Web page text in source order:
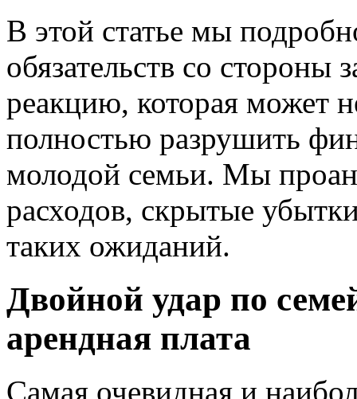
В этой статье мы
обязательств со стороны
реакцию, которая может
полностью разрушить
молодой семьи. Мы
расходов, скрытые
таких ожиданий.
Двойной удар по
арендная плата
Самая очевидная и